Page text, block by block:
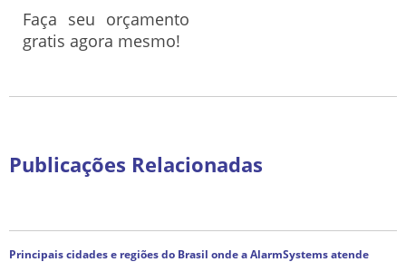
Faça seu orçamento
gratis agora mesmo!
Publicações Relacionadas
Principais cidades e regiões do Brasil onde a AlarmSystems atende